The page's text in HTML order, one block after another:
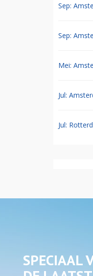
Sep:
Sep:
Mei:
Jul:
Jul:
SPECIAAL